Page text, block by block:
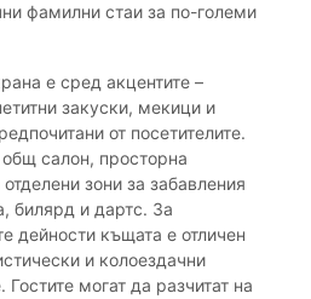
фамилни стаи за по-големи
е сред акцентите –
закуски, мекици и
от посетителите.
салон, просторна
зони за забавления
билярд и дартс. За
дейности къщата е отличен
и колоездачни
могат да разчитат на